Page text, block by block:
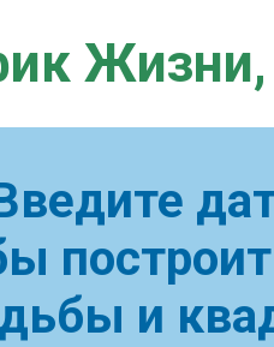
Жизни,
и